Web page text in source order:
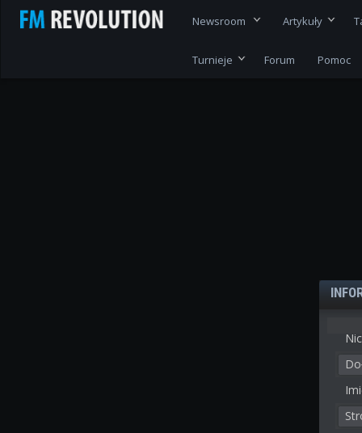
Newsroom Artykuły
Turnieje Forum Pomoc